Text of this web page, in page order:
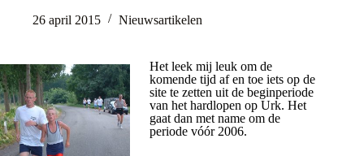
26 april 2015 Nieuwsartikelen
Het leek mij leuk om de
komende tijd af en toe iets op de
site te zetten uit de beginperiode
van het hardlopen op Urk. Het
gaat dan met name om de
periode vóór 2006.